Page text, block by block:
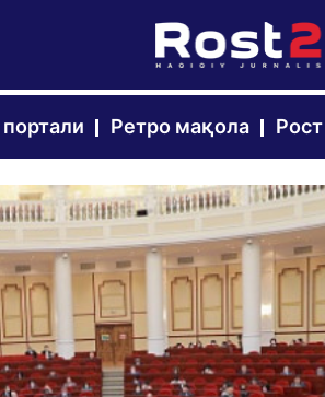
Ретро мақола